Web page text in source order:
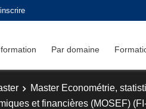
Par domaine
Master Econométrie,
et financières (MOSEF)